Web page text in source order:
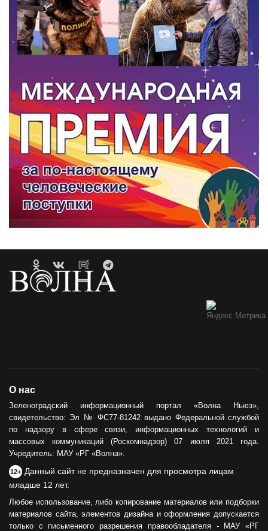
О нас
Зеленоградский информационный портал «Волна Ньюз»,
свидетельство: Эл № ФС77-81242 выдано Федеральной службой
по надзору в сфере связи, информационных технологий и
массовых коммуникаций (Роскомнадзор) 07 июля 2021 года.
Учредитель: МАУ «РГ «Волна».
12+ Данный сайт не предназначен для просмотра лицам
младше 12 лет.
Любое использование, либо копирование материалов или подборки
материалов сайта, элементов дизайна и оформления допускается
только с письменного разрешения правообладателя - МАУ «РГ